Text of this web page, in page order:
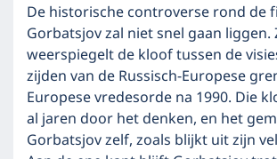
De historische controverse rond de
Gorbatsjov zal niet snel gaan liggen.
weerspiegelt de kloof tussen de
zijden van de Russisch-Europese
Europese vredesorde na 1990. Die
al jaren door het denken, en het
Gorbatsjov zelf, zoals blijkt uit zijn